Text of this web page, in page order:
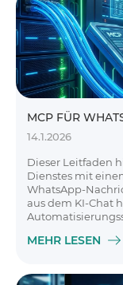
MCP FÜR
14.1.2026
Dieser Leitfaden
Dienstes mit
WhatsApp-
aus dem KI-Chat
MEHR LESEN